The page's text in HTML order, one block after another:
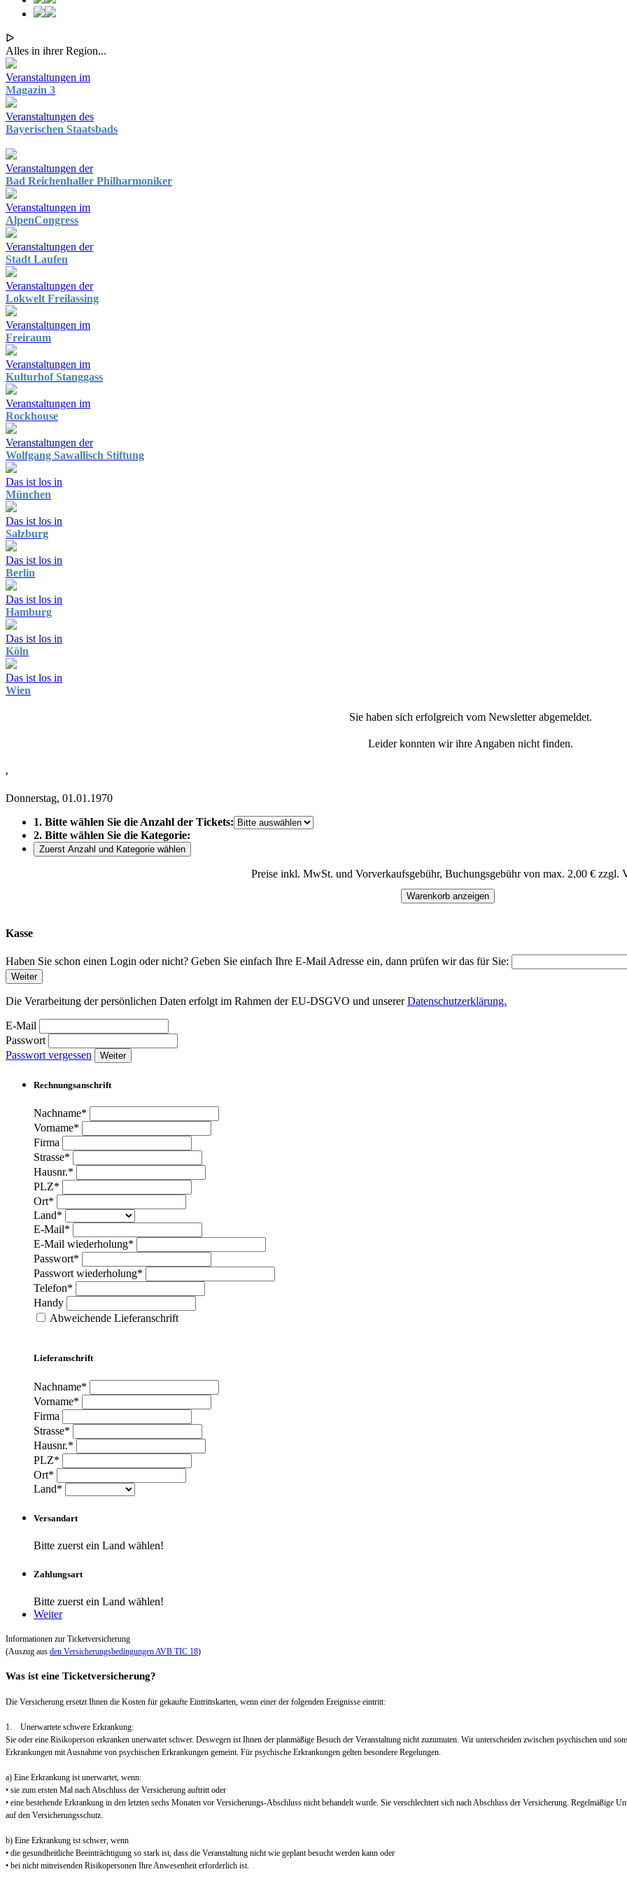
ᐅ
Alles in ihrer Region...
Veranstaltungen im
Magazin 3
Veranstaltungen des
Bayerischen Staatsbads
Veranstaltungen der
Bad Reichenhaller Philharmoniker
Veranstaltungen im
AlpenCongress
Veranstaltungen der
Stadt Laufen
Veranstaltungen der
Lokwelt Freilassing
Veranstaltungen im
Freiraum
Veranstaltungen im
Kulturhof Stanggass
Veranstaltungen im
Rockhouse
Veranstaltungen der
Wolfgang Sawallisch Stiftung
Das ist los in
München
Das ist los in
Salzburg
Das ist los in
Berlin
Das ist los in
Hamburg
Das ist los in
Köln
Das ist los in
Wien
Sie haben sich erfolgreich vom Newsletter abgemeldet.
Leider konnten wir ihre Angaben nicht finden.
,
Donnerstag, 01.01.1970
1. Bitte wählen Sie die Anzahl der Tickets:
2. Bitte wählen Sie die Kategorie:
Zuerst Anzahl und Kategorie wählen
Preise inkl. MwSt. und Vorverkaufsgebühr, Buchungsgebühr von max. 2,00 € zzgl.
Warenkorb anzeigen
Kasse
Haben Sie schon einen Login oder nicht? Geben Sie einfach Ihre E-Mail Adresse ein, dann prüfen wir das für Sie:
Weiter
Die Verarbeitung der persönlichen Daten erfolgt im Rahmen der EU-DSGVO und unsererDatenschutzerklärung.
E-Mail
Passwort
Passwort vergessen
Weiter
Rechnungsanschrift
Nachname*
Vorname*
Firma
Strasse*
Hausnr.*
PLZ*
Ort*
Land*
E-Mail*
E-Mail wiederholung*
Passwort*
Passwort wiederholung*
Telefon*
Handy
Abweichende Lieferanschrift
Lieferanschrift
Nachname*
Vorname*
Firma
Strasse*
Hausnr.*
PLZ*
Ort*
Land*
Versandart
Bitte zuerst ein Land wählen!
Zahlungsart
Bitte zuerst ein Land wählen!
Weiter
Informationen zur Ticketversicherung
(Auszug aus den Versicherungsbedingungen AVB TIC 18)
Was ist eine Ticketversicherung?
Die Versicherung ersetzt Ihnen die Kosten für gekaufte Eintrittskarten, wenn einer der folgenden Ereignisse eintritt:
1. Unerwartete schwere Erkrankung:
Sie oder eine Risikoperson erkranken unerwartet schwer. Deswegen ist Ihnen der planmäßige Besuch der Veranstaltung nicht zuzumuten. Wir unterscheiden zwischen psychischen und
Erkrankungen mit Ausnahme von psychischen Erkrankungen gemeint. Für psychische Erkrankungen gelten besondere Regelungen.
a) Eine Erkrankung ist unerwartet, wenn:
• sie zum ersten Mal nach Abschluss der Versicherung auftritt oder
• eine bestehende Erkrankung in den letzten sechs Monaten vor Versicherungs-Abschluss nicht behandelt wurde. Sie verschlechtert sich nach Abschluss der Versicherung. Regelmäßige
auf den Versicherungsschutz.
b) Eine Erkrankung ist schwer, wenn
• die gesundheitliche Beeinträchtigung so stark ist, dass die Veranstaltung nicht wie geplant besucht werden kann oder
• bei nicht mitreisenden Risikopersonen Ihre Anwesenheit erforderlich ist.